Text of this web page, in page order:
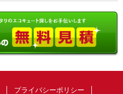
プライバシーポリシー